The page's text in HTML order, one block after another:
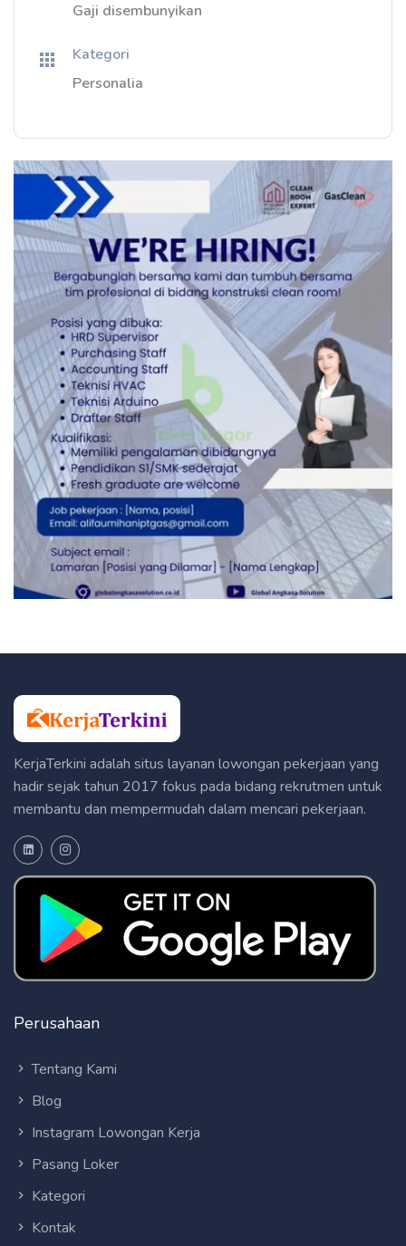
Gaji disembunyikan
Kategori
Personalia
KerjaTerkini adalah situs layanan lowongan pekerjaan yang
hadir sejak tahun 2017 fokus pada bidang rekrutmen untuk
membantu dan mempermudah dalam mencari pekerjaan.
Perusahaan
Tentang Kami
Blog
Instagram Lowongan Kerja
Pasang Loker
Kategori
Kontak